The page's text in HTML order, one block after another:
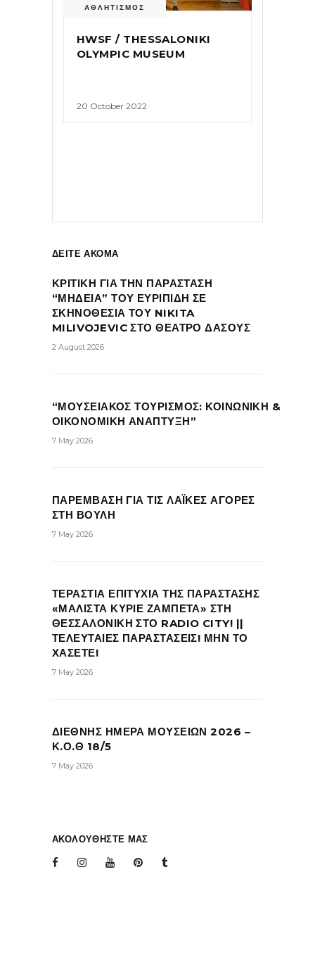
ΑΘΛΗΤΙΣΜΟΣ
HWSF / THESSALONIKI
OLYMPIC MUSEUM
20 October 2022
ΔΕΙΤΕ ΑΚΟΜΑ
ΚΡΙΤΙΚΗ ΓΙΑ ΤΗΝ ΠΑΡΑΣΤΑΣΗ
“ΜΗΔΕΙΑ” ΤΟΥ ΕΥΡΙΠΙΔΗ ΣΕ
ΣΚΗΝΟΘΕΣΙΑ ΤΟΥ NIKITA
MILIVOJEVIC ΣΤΟ ΘΕΑΤΡΟ ΔΑΣΟΥΣ
2 August 2026
“ΜΟΥΣΕΙΑΚΟΣ ΤΟΥΡΙΣΜΟΣ: ΚΟΙΝΩΝΙΚΗ &
ΟΙΚΟΝΟΜΙΚΗ ΑΝΑΠΤΥΞΗ”
7 May 2026
ΠΑΡΕΜΒΑΣΗ ΓΙΑ ΤΙΣ ΛΑΪΚΕΣ ΑΓΟΡΕΣ
ΣΤΗ ΒΟΥΛΗ
7 May 2026
ΤΕΡΑΣΤΙΑ ΕΠΙΤΥΧΙΑ ΤΗΣ ΠΑΡΑΣΤΑΣΗΣ
«ΜΑΛΙΣΤΑ ΚΥΡΙΕ ΖΑΜΠΕΤΑ» ΣΤΗ
ΘΕΣΣΑΛΟΝΙΚΗ ΣΤΟ RADIO CITY! ||
ΤΕΛΕΥΤΑΙΕΣ ΠΑΡΑΣΤΑΣΕΙΣ! ΜΗΝ ΤΟ
ΧΑΣΕΤΕ!
7 May 2026
ΔΙΕΘΝΗΣ ΗΜΕΡΑ ΜΟΥΣΕΙΩΝ 2026 –
Κ.Ο.Θ 18/5
7 May 2026
ΑΚΟΛΟΥΘΗΣΤΕ ΜΑΣ